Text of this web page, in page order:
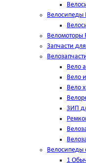
Велосипеды
Веломоторы
Запчасти
Вело
Вело
Вело
ЗИП
1